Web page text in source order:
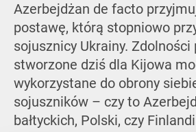
Azerbejdżan de facto
postawę, którą stopniowo
sojusznicy Ukrainy. Zdolności
stworzone dziś dla Kijowa
wykorzystane do obrony
sojuszników – czy to
bałtyckich, Polski, czy